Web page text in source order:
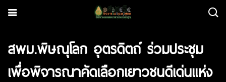
สพม.พิษณุโลก อุตรดิตถ์ ร่วมประชุม
เพื่อพิจารณาคัดเลือกเยาวชนดีเด่นแห่ง